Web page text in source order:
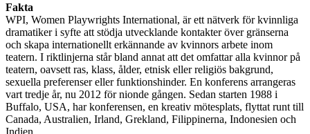
Fakta
WPI, Women Playwrights International, är ett nätverk för kvinnliga
dramatiker i syfte att stödja utvecklande kontakter över gränserna
och skapa internationellt erkännande av kvinnors arbete inom
teatern. I riktlinjerna står bland annat att det omfattar alla kvinnor på
teatern, oavsett ras, klass, ålder, etnisk eller religiös bakgrund,
sexuella preferenser eller funktionshinder. En konferens arrangeras
vart tredje år, nu 2012 för nionde gången. Sedan starten 1988 i
Buffalo, USA, har konferensen, en kreativ mötesplats, flyttat runt till
Canada, Australien, Irland, Grekland, Filippinerna, Indonesien och
Indien.